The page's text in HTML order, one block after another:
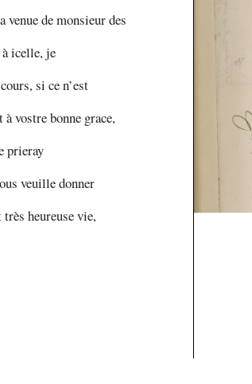
venue de monsieur des
icelle, je
si ce n’est
vostre bonne grace,
prieray
veuille donner
heureuse vie,